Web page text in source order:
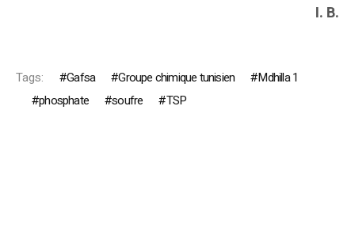
I. B.
Tags: Gafsa Groupe chimique tunisien
Mdhilla 1
phosphate
soufre TSP